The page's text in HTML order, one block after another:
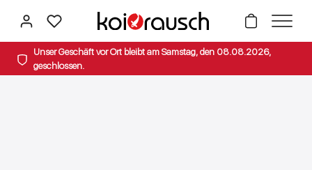
springen
Unser Geschäft vor Ort bleibt am Samstag, den 08.08.2026,
geschlossen.